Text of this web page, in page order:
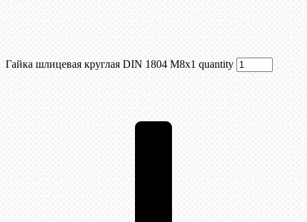
Гайка шлицевая круглая DIN 1804 М8х1 quantity